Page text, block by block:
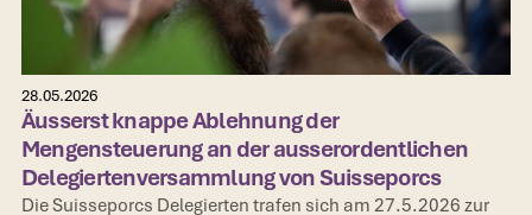
Pressemitteilungen
28.05.2026
Äusserst knappe Ablehnung der
Mengensteuerung an der ausserordentlichen
Delegiertenversammlung von Suisseporcs
Die Suisseporcs Delegierten trafen sich am 27.5.2026 zur